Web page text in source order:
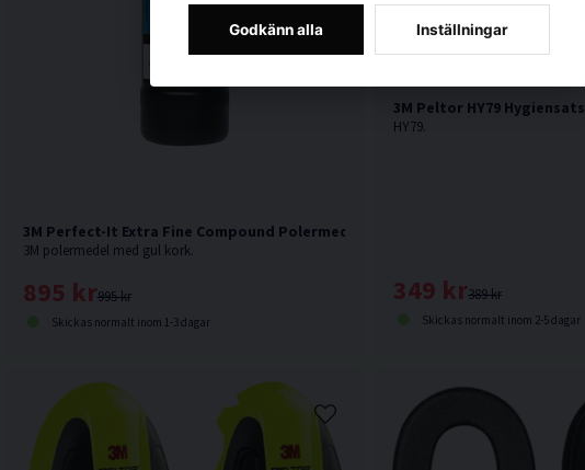
3M Perfect-It Extra Fine Compound Polermedel 1kg
3M polermedel med gul kork.
995 kr
895 kr
Skickas normalt inom 1-3 dagar
3M Peltor HY79 Hygiensats
HY79.
389 kr
349 kr
Skickas normalt inom 2-5 dagar
Godkänn alla Inställningar